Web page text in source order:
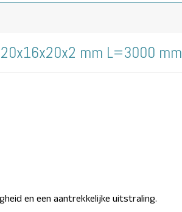
mm L=3000 mm
en eenaantrekkelijke uitstraling.